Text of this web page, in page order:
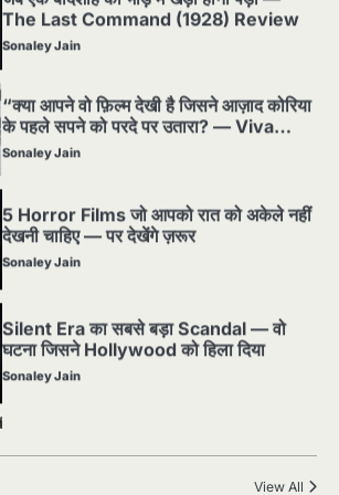
Sonaley Jain
के पहले सपने को परदे पर उतारा? — Viva
Freedom! (1946) रिव्यू”
Sonaley Jain
5 Horror Films जो आपको रात को अकेले नहीं
देखनी चाहिए — पर देखेंगे ज़रूर
Sonaley Jain
Silent Era का सबसे बड़ा Scandal — वो
घटना जिसने Hollywood को हिला दिया
Sonaley Jain
पसीने और खून से लिखी गई मूक सिनेमा की कहानी:
View All